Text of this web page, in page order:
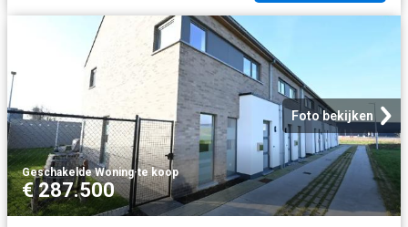
Foto bekijken
Geschakelde Woning·te koop
€ 287.500